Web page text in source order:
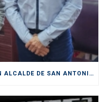
GRUPO D&C SE REÚNE CON ALCALDE DE SAN ANTONIO